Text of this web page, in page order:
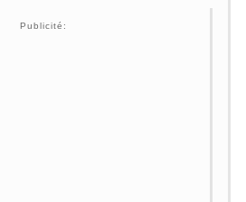
Publicité: